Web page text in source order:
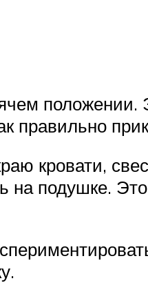
правильно
кровати,
на подушке.